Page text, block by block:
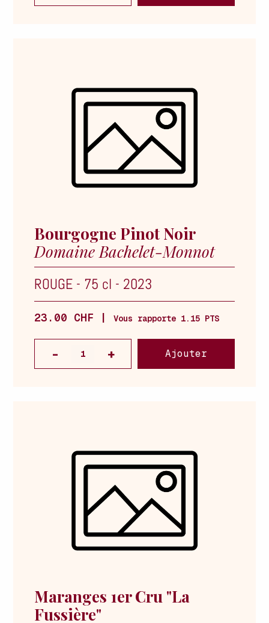
Bourgogne Pinot Noir
Domaine Bachelet-Monnot
ROUGE - 75 cl - 2023
23.00 CHF | Vous rapporte 1.15 PTS
Ajouter
Maranges 1er Cru "La
Fussière"